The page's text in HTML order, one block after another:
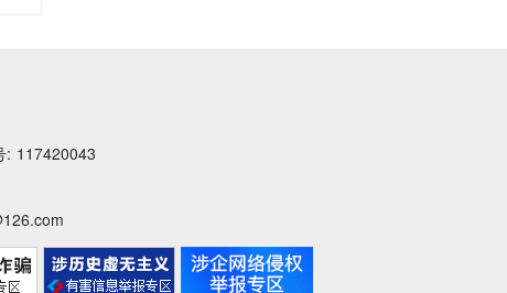
: 117420043